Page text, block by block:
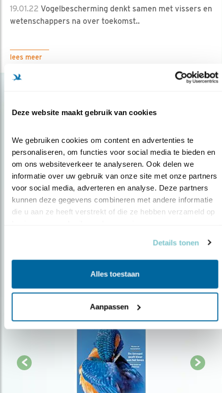
Deze website maakt gebruik van cookies
We gebruiken cookies om content en advertenties te
personaliseren, om functies voor social media te bieden en
om ons websiteverkeer te analyseren. Ook delen we
informatie over uw gebruik van onze site met onze partners
voor social media, adverteren en analyse. Deze partners
kunnen deze gegevens combineren met andere informatie
die u aan ze heeft verstrekt of die ze hebben verzameld op
Details tonen
Alles toestaan
Aanpassen
19.01.22 Vogelbescherming denkt samen met vissers en
wetenschappers na over toekomst..
lees meer
Op de hoogte blijven?
Meld je aan en ontvang nieuws, inspiratie, acties en tips
over vogels en activiteiten van Vogelbescherming.
AANMELDEN VOGELNIEUWS